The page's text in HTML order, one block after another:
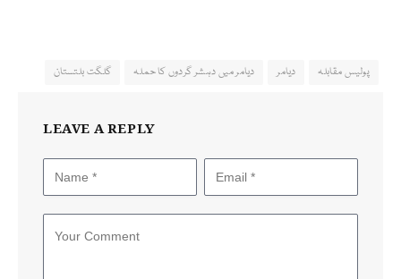
پولیس مقابلہ دیامر دیامر میں دہشر گردوں کا حملہ گلگت بلتستان
LEAVE A REPLY